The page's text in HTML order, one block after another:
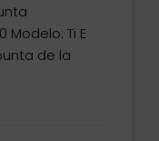
Ti E
de la